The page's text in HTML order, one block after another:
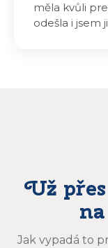
měla kvůli
odešla i jsem
Už
Jak vypadá to